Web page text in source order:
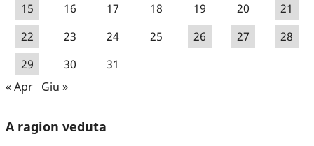
15
16 17 18 19 20
21
22
23 24 25 26 27
28
29
30
31
« Apr Giu »
A ragion veduta